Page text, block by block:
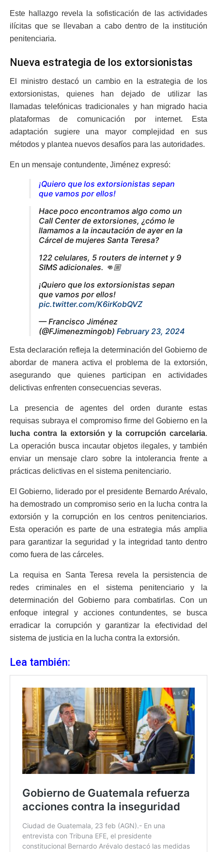
Este hallazgo revela la sofisticación de las actividades
ilícitas que se llevaban a cabo dentro de la institución
penitenciaria.
Nueva estrategia de los extorsionistas
El ministro destacó un cambio en la estrategia de los
extorsionistas, quienes han dejado de utilizar las
llamadas telefónicas tradicionales y han migrado hacia
plataformas de comunicación por internet. Esta
adaptación sugiere una mayor complejidad en sus
métodos y plantea nuevos desafíos para las autoridades.
En un mensaje contundente, Jiménez expresó:
¡Quiero que los extorsionistas sepan
que vamos por ellos!
Hace poco encontramos algo como un
Call Center de extorsiones, ¿cómo le
llamamos a la incautación de ayer en la
Cárcel de mujeres Santa Teresa?
122 celulares, 5 routers de internet y 9
SIMS adicionales. 👊🏼
¡Quiero que los extorsionistas sepan
que vamos por ellos!
pic.twitter.com/K6irKobQVZ
— Francisco Jiménez
(@FJimenezmingob) February 23, 2024
Esta declaración refleja la determinación del Gobierno de
abordar de manera activa el problema de la extorsión,
asegurando que quienes participan en actividades
delictivas enfrenten consecuencias severas.
La presencia de agentes del orden durante estas
requisas subraya el compromiso firme del Gobierno en la
lucha contra la extorsión y la corrupción carcelaria.
La operación busca incautar objetos ilegales, y también
enviar un mensaje claro sobre la intolerancia frente a
prácticas delictivas en el sistema penitenciario.
El Gobierno, liderado por el presidente Bernardo Arévalo,
ha demostrado un compromiso serio en la lucha contra la
extorsión y la corrupción en los centros penitenciarios.
Esta operación es parte de una estrategia más amplia
para garantizar la seguridad y la integridad tanto dentro
como fuera de las cárceles.
La requisa en Santa Teresa revela la persistencia de
redes criminales en el sistema penitenciario y la
determinación del Gobierno para combatirlas. Con un
enfoque integral y acciones contundentes, se busca
erradicar la corrupción y garantizar la efectividad del
sistema de justicia en la lucha contra la extorsión.
Lea también: